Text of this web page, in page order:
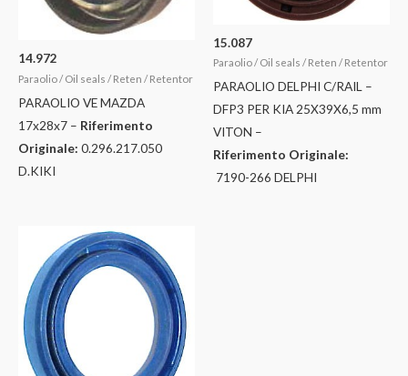
14.972
Paraolio / Oil seals / Reten / Retentor
PARAOLIO VE MAZDA
17x28x7 – Riferimento
Originale: 0.296.217.050
D.KIKI
15.087
Paraolio / Oil seals / Reten / Retentor
PARAOLIO DELPHI C/RAIL –
DFP3 PER KIA 25X39X6,5 mm
VITON –
Riferimento Originale:
7190-266 DELPHI